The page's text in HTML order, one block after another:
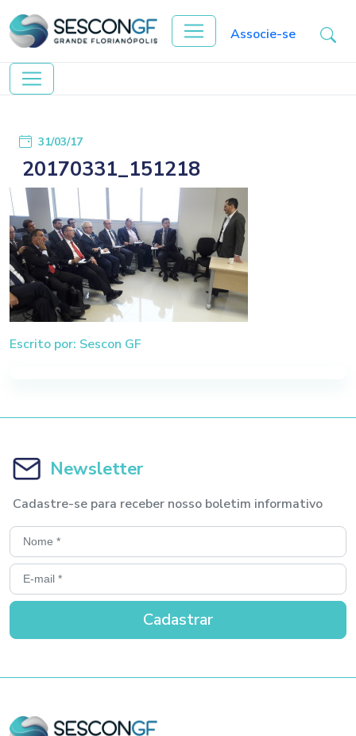
Associe-se
31/03/17
20170331_151218
Escrito por: Sescon GF
Newsletter
Cadastre-se para receber nosso boletim informativo